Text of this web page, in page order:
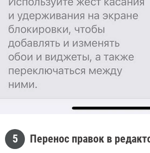
5 Перенос правок в